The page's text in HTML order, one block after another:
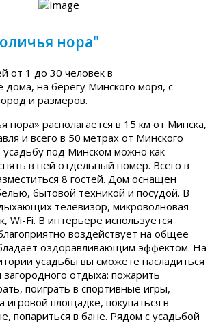
нора"
от 1 до 30 человек в
на берегу Минского моря, с
и размеров.
нора» располагается в 15 км от Минска,
и всего в 50 метрах от Минского
под Минском можно как
в ней отдельный номер. Всего в
8 гостей. Дом оснащен
бытовой техникой и посудой. В
телевизор, микроволновая
Wi-Fi. В интерьере используется
воздействует на общее
оздоравливающим эффектом. На
усадьбы вы сможете насладиться
загородного отдыха: пожарить
поиграть в спортивные игры,
игровой площадке, покупаться в
попариться в бане. Рядом с усадьбой